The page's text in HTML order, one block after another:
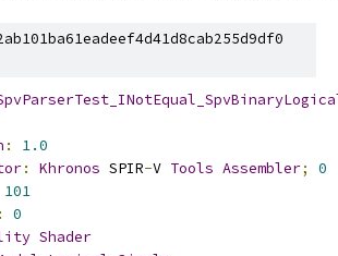
:
1.0
: Khronos SPIR-V Tools Assembler;
0
101
:
0
Shader